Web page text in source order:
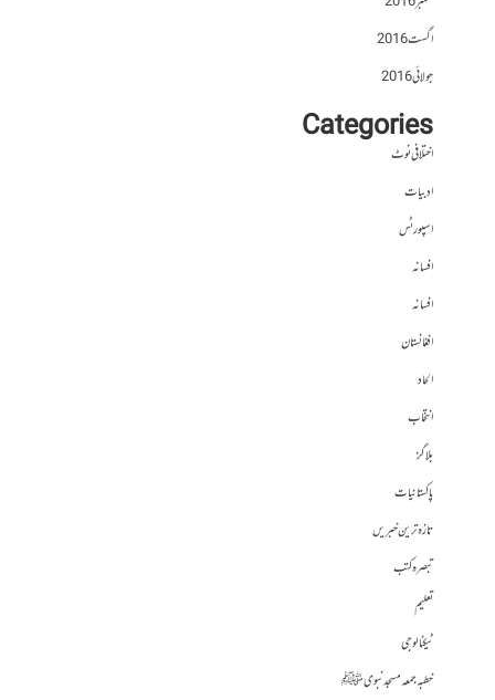
اگست 2016
جولائی 2016
Categories
اختلافی نوٹ
ادبیات
اسپورٹس
افسانہ
افسانہ
افغانستان
الحاد
انتخاب
بلاگز
پاکستانیات
تازہ ترین خبریں
تبصرہ کتب
تعلیم
ٹیکنالوجی
خطبہ جمعہ مسجد نبوی ﷺ